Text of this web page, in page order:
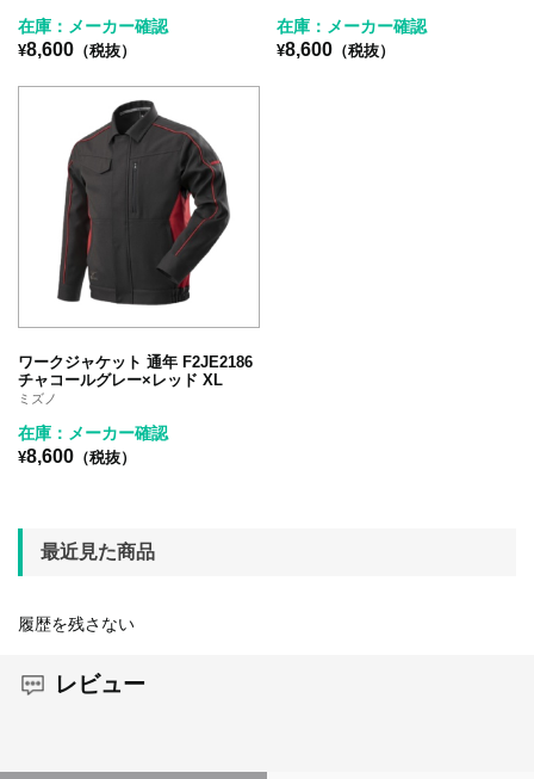
在庫：メーカー確認
¥8,600 （税抜）
在庫：メーカー確認
¥8,600 （税抜）
ワークジャケット 通年 F2JE2186
チャコールグレー×レッド XL
ミズノ
在庫：メーカー確認
¥8,600 （税抜）
最近見た商品
履歴を残さない
レビュー